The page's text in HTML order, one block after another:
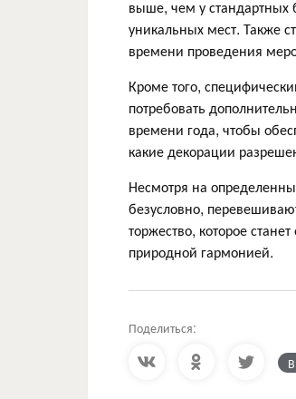
выше, чем у стандартных
уникальных мест. Также
времени проведения
Кроме того,
потребовать
времени года, чтобы
какие декорации
Несмотря на
безусловно,
торжество, которое
природной гармонией.
Поделиться: